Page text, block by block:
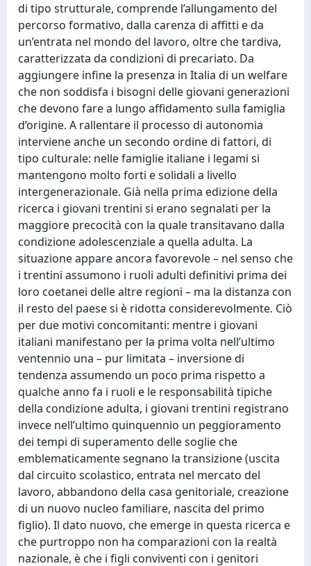
di tipo strutturale, comprende l’allungamento del
percorso formativo, dalla carenza di affitti e da
un’entrata nel mondo del lavoro, oltre che tardiva,
caratterizzata da condizioni di precariato. Da
aggiungere infine la presenza in Italia di un welfare
che non soddisfa i bisogni delle giovani generazioni
che devono fare a lungo affidamento sulla famiglia
d’origine. A rallentare il processo di autonomia
interviene anche un secondo ordine di fattori, di
tipo culturale: nelle famiglie italiane i legami si
mantengono molto forti e solidali a livello
intergenerazionale. Già nella prima edizione della
ricerca i giovani trentini si erano segnalati per la
maggiore precocità con la quale transitavano dalla
condizione adolescenziale a quella adulta. La
situazione appare ancora favorevole – nel senso che
i trentini assumono i ruoli adulti definitivi prima dei
loro coetanei delle altre regioni – ma la distanza con
il resto del paese si è ridotta considerevolmente. Ciò
per due motivi concomitanti: mentre i giovani
italiani manifestano per la prima volta nell’ultimo
ventennio una – pur limitata – inversione di
tendenza assumendo un poco prima rispetto a
qualche anno fa i ruoli e le responsabilità tipiche
della condizione adulta, i giovani trentini registrano
invece nell’ultimo quinquennio un peggioramento
dei tempi di superamento delle soglie che
emblematicamente segnano la transizione (uscita
dal circuito scolastico, entrata nel mercato del
lavoro, abbandono della casa genitoriale, creazione
di un nuovo nucleo familiare, nascita del primo
figlio). Il dato nuovo, che emerge in questa ricerca e
che purtroppo non ha comparazioni con la realtà
nazionale, è che i figli conviventi con i genitori